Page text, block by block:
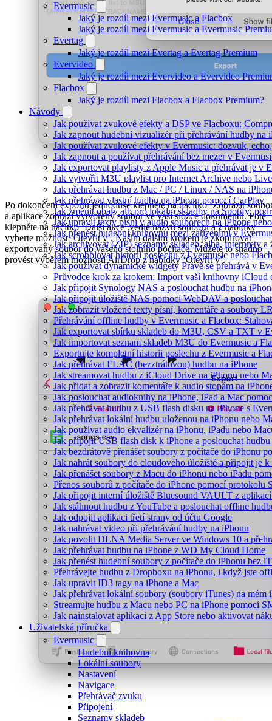
Evermusic
Jaký je rozdíl mezi Evermusic a Flacbox
Jaký je rozdíl mezi Evermusic a Evermusic
Evertag
Jaký je rozdíl mezi Evertag a Evertag Premium
Evervideo
Jaký je rozdíl mezi Evervideo a Evervideo
Flacbox
Jaký je rozdíl mezi Flacbox a Flacbox Premium?
Návody
Jak používat zvukové efekty a DSP ve Flacboxu:
Jak zapnout hudební vizualizér při přehrávání hudby na
Jak používat zvukové efekty v Evermusic: dozvuk,
Jak zapnout a používat přehrávání bez mezer v
Jak exportovat playlisty z Apple Music a přehrávat je v
Jak vytvořit M3U playlist pro Internet Archive nebo
Jak přehrávat hudbu z Mac / PC / Linux / NAS na
Jak přehrávat vlastní hudbu na iPhonu pomocí CarPlay
Jak změnit obaly alb pro lokální skladby na Spotify:
Jak upravit texty písní v audio souborech na iPhone
Jak přenést hudební knihovnu mezi zařízeními v
Jak archivovat (ZIP) seznamy skladeb, alba, interprety
Jak scrobblovat historii poslechu z Evermusic nebo
Jak používat dynamické widgety Právě se přehrává v
Průvodce krok za krokem: Import vaší knihovny iCloud
Jak připojit Synology NAS a poslouchat hudbu na
Jak připojit úložiště NAS pomocí WebDAV a
Jak zobrazit vložené texty písní, komentáře a soubory
Přehrávání offline hudby v Evermusic a Flacbox:
Jak exportovat sbírku skladeb do M3U, CSV a TXT v
Jak importovat seznam skladeb M3U do Evermusic a
Exportujte kompletní historii poslechu z Evermusic a
Jak přehrávat FLAC (bezztrátovou) hudbu na iPhone
Jak streamovat hudbu z iCloud Drive na iPhonu nebo
Jak přidat a zobrazit komentáře k audio stopám na
Jak poslouchat audioknihy na iPhone, iPad a Mac
Jak přehrávat hudbu z USB flash disku na iPhone s
Jak přehrávat lokální hudbu uloženou na iPhonu nebo
Jak používat audio ekvalizér na iPhonu, iPadu nebo
Jak připojit USB flash disk k iPhone a poslouchat
Jak bezdrátově přenášet soubory z počítače do iPhonu
Jak nahrát soubory do cloudového úložiště a připojit je
Jak přenášet soubory z Macu do iPhonu nebo iPadu
Přenos souborů z počítače do iPhone pomocí protokolu
Jak připojit interní úložiště Bluesound VAULT z
Jak stáhnout hudbu z YouTube a poslouchat offline
Jak odpojit aplikaci třetí strany od účtu Google
Jak nahrávat video při přehrávání hudby na iPhonu
Jak povolit DLNA Media Server ve Windows 10 a
Jak přehrávat hudbu na iPhone z WD My Cloud Home
Jak přenést hudební soubory z počítače do iPhonu bez
Přehrávejte hudbu z Dropboxu na iPhonu, i když jste
Jak upravit ID3 tagy na iPhone a Mac
Jak přehrávat lokální soubory (soubory iTunes) na mém
Streamujte hudbu z Macu nebo PC na iPhone pomocí
Jak nainstalovat aplikaci z App Store nebo aktivovat
Uživatelská příručka
Evermusic
Hudební knihovna
Lokální soubory
Nastavení
Navigace
Přehrávač zvuku
Připojení
Seznamy skladeb
Po dokončení exportu jednoduše klepněte na tlačítko ‘Zobrazit
a aplikace zobrazí vytvořený soubor ve vaší složce dokumentů. Poté
klepněte na tlačítko ‘Další akce’ vedle názvu souboru a z nabídky
vyberte možnost ‘Otevřít v’. Naším dalším krokem je zkopírovat
exportovaný soubor do vašeho stolního počítače. Můžete to snadno
provést výběrem možnosti AirDrop z nabídky ‘Otevřít v’.